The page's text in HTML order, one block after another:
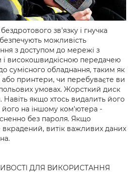
зв'язку і гнучка
можливість
з доступом до мережі з
високошвидкісною передачею
сумісного обладнання, таким як
принтери, чи перебуваєте ви
умовах. Жорсткий диск
якщо хтось видалить його
його на іншому ком'ютера -
без пароля. Якщо
витік важливих даних
ДЛЯ ВИКОРИСТАННЯ